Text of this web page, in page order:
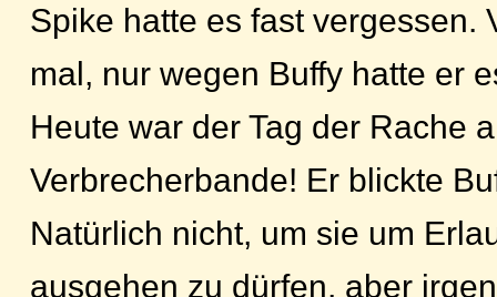
Spike hatte es fast vergessen.
mal, nur wegen Buffy hatte er
Heute war der Tag der Rache
Verbrecherbande! Er blickte
Natürlich nicht, um sie um
ausgehen zu dürfen, aber